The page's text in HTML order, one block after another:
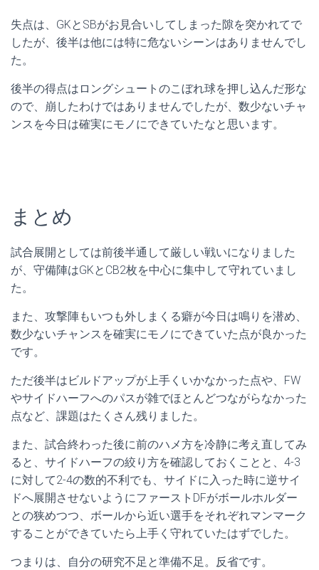
失点は、GKとSBがお見合いしてしまった隙を突かれてで
したが、後半は他には特に危ないシーンはありませんでし
た。
後半の得点はロングシュートのこぼれ球を押し込んだ形な
ので、崩したわけではありませんでしたが、数少ないチャ
ンスを今日は確実にモノにできていたなと思います。
まとめ
試合展開としては前後半通して厳しい戦いになりました
が、守備陣はGKとCB2枚を中心に集中して守れていまし
た。
また、攻撃陣もいつも外しまくる癖が今日は鳴りを潜め、
数少ないチャンスを確実にモノにできていた点が良かった
です。
ただ後半はビルドアップが上手くいかなかった点や、FW
やサイドハーフへのパスが雑でほとんどつながらなかった
点など、課題はたくさん残りました。
また、試合終わった後に前のハメ方を冷静に考え直してみ
ると、サイドハーフの絞り方を確認しておくことと、4-3
に対して2-4の数的不利でも、サイドに入った時に逆サイ
ドへ展開させないようにファーストDFがボールホルダー
との狭めつつ、ボールから近い選手をそれぞれマンマーク
することができていたら上手く守れていたはずでした。
つまりは、自分の研究不足と準備不足。反省です。